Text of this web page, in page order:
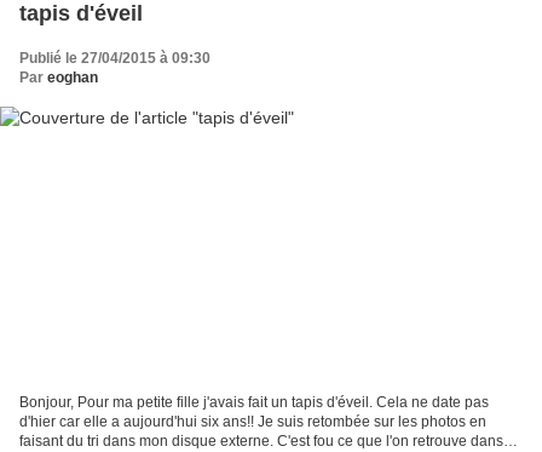
tapis d'éveil
Publié le 27/04/2015 à 09:30
Par eoghan
Bonjour, Pour ma petite fille j'avais fait un tapis d'éveil. Cela ne date pas
d'hier car elle a aujourd'hui six ans!! Je suis retombée sur les photos en
faisant du tri dans mon disque externe. C'est fou ce que l'on retrouve dans